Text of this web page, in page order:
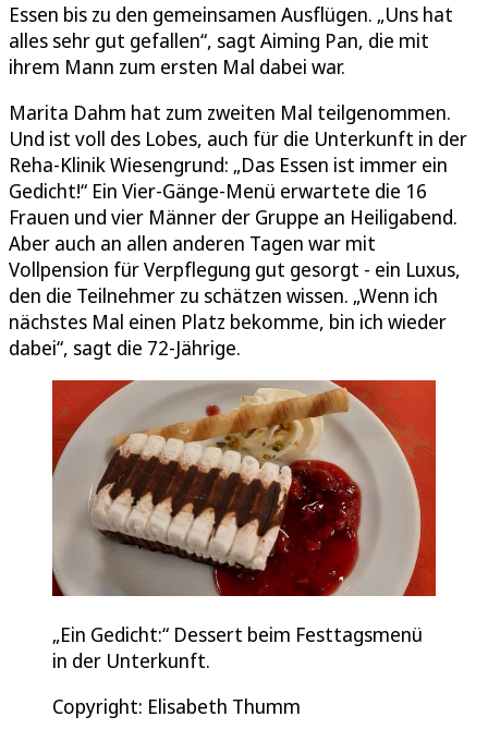
Essen bis zu den gemeinsamen Ausflügen. „Uns hat
alles sehr gut gefallen“, sagt Aiming Pan, die mit
ihrem Mann zum ersten Mal dabei war.
Marita Dahm hat zum zweiten Mal teilgenommen.
Und ist voll des Lobes, auch für die Unterkunft in der
Reha-Klinik Wiesengrund: „Das Essen ist immer ein
Gedicht!“ Ein Vier-Gänge-Menü erwartete die 16
Frauen und vier Männer der Gruppe an Heiligabend.
Aber auch an allen anderen Tagen war mit
Vollpension für Verpflegung gut gesorgt - ein Luxus,
den die Teilnehmer zu schätzen wissen. „Wenn ich
nächstes Mal einen Platz bekomme, bin ich wieder
dabei“, sagt die 72-Jährige.
„Ein Gedicht:“ Dessert beim Festtagsmenü
in der Unterkunft.
Copyright: Elisabeth Thumm